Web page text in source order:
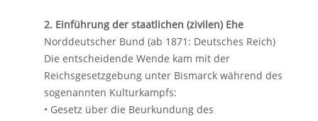
2. Einführung der staatlichen (zivilen) Ehe
Norddeutscher Bund (ab 1871: Deutsches Reich)
Die entscheidende Wende kam mit der
Reichsgesetzgebung unter Bismarck während des
sogenannten Kulturkampfs:
• Gesetz über die Beurkundung des